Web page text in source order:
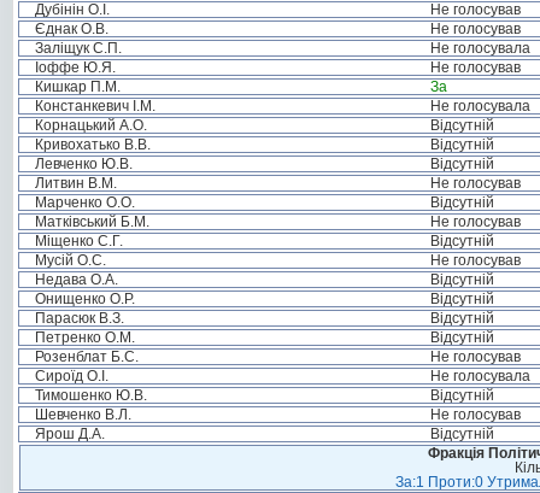
Дубінін О.І.
Не голосував
Єднак О.В.
Не голосував
Заліщук С.П.
Не голосувала
Іоффе Ю.Я.
Не голосував
Кишкар П.М.
За
Констанкевич І.М.
Не голосувала
Корнацький А.О.
Відсутній
Кривохатько В.В.
Відсутній
Левченко Ю.В.
Відсутній
Литвин В.М.
Не голосував
Марченко О.О.
Відсутній
Матківський Б.М.
Не голосував
Міщенко С.Г.
Відсутній
Мусій О.С.
Не голосував
Недава О.А.
Відсутній
Онищенко О.Р.
Відсутній
Парасюк В.З.
Відсутній
Петренко О.М.
Відсутній
Розенблат Б.С.
Не голосував
Сироїд О.І.
Не голосувала
Тимошенко Ю.В.
Відсутній
Шевченко В.Л.
Не голосував
Ярош Д.А.
Відсутній
Фракція
За:1 Проти:0